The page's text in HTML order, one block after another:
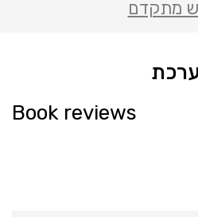
מתקדם
Book reviews